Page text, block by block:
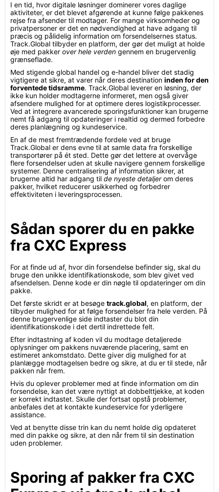
I en tid, hvor digitale løsninger dominerer vores daglige
aktiviteter, er det blevet afgørende at kunne følge pakkenes
rejse fra afsender til modtager. For mange virksomheder og
privatpersoner er det en nødvendighed at have adgang til
præcis og pålidelig information om forsendelsernes status.
Track.Global tilbyder en platform, der gør det muligt at holde
øje med pakker over hele verden gennem en brugervenlig
grænseflade.
Med stigende global handel og e-handel bliver det stadig
vigtigere at sikre, at varer når deres destination inden for den
forventede tidsramme. Track.Global leverer en løsning, der
ikke kun holder modtagerne informeret, men også giver
afsendere mulighed for at optimere deres logistikprocesser.
Ved at integrere avancerede sporingsfunktioner kan brugerne
nemt få adgang til opdateringer i realtid og dermed forbedre
deres planlægning og kundeservice.
En af de mest fremtrædende fordele ved at bruge
Track.Global er dens evne til at samle data fra forskellige
transportører på ét sted. Dette gør det lettere at overvåge
flere forsendelser uden at skulle navigere gennem forskellige
systemer. Denne centralisering af information sikrer, at
brugerne altid har adgang til de nyeste detaljerom deres
pakker, hvilket reducerer usikkerhed og forbedrer
effektiviteten i leveringsprocessen.
Sådan sporer du en pakke
fra CXC Express
For at finde ud af, hvor din forsendelse befinder sig, skal du
bruge den unikke identifikationskode, som blev givet ved
afsendelsen. Denne kode er din nøgle til opdateringer om din
pakke.
Det første skridt er at besøge track.global, en platform, der
tilbyder mulighed for at følge forsendelser fra hele verden. På
denne brugervenlige side indtaster du blot din
identifikationskode i det dertil indrettede felt.
Efter indtastning af koden vil du modtage detaljerede
oplysninger om pakkens nuværende placering, samt en
estimeret ankomstdato. Dette giver dig mulighed for at
planlægge modtagelsen bedre og sikre, at du er til stede, når
pakken når frem.
Hvis du oplever problemer med at finde information om din
forsendelse, kan det være nyttigt at dobbelttjekke, at koden
er korrekt indtastet. Skulle der fortsat opstå problemer,
anbefales det at kontakte kundeservice for yderligere
assistance.
Ved at benytte disse trin kan du nemt holde dig opdateret
med din pakke og sikre, at den når frem til sin destination
uden problemer.
Sporing af pakker fra CXC